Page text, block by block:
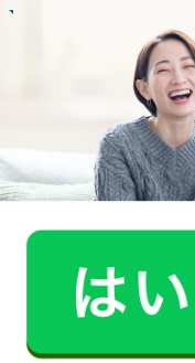
30代 男性 1人暮らし
趣味の時間を作りたい
イン
上京区で働